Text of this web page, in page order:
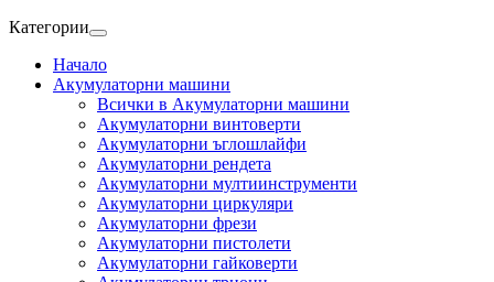
Категории
Начало
Акумулаторни машини
Всички в Акумулаторни машини
Акумулаторни винтоверти
Акумулаторни ъглошлайфи
Акумулаторни рендета
Акумулаторни мултиинструменти
Акумулаторни циркуляри
Акумулаторни фрези
Акумулаторни пистолети
Акумулаторни гайковерти